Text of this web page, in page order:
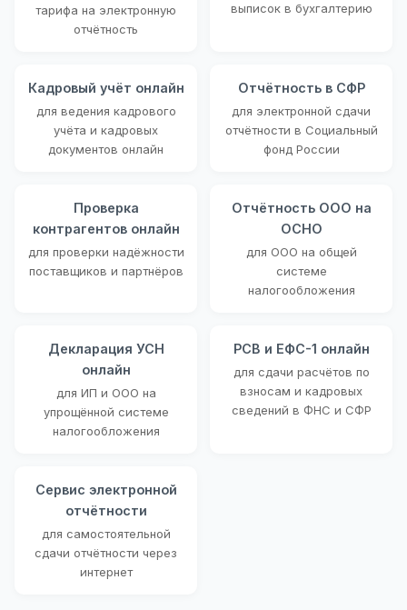
тарифа на электронную
отчётность
выписок в бухгалтерию
Кадровый учёт онлайн
для ведения кадрового
учёта и кадровых
документов онлайн
Отчётность в СФР
для электронной сдачи
отчётности в Социальный
фонд России
Проверка
контрагентов онлайн
для проверки надёжности
поставщиков и партнёров
Отчётность ООО на
ОСНО
для ООО на общей
системе
налогообложения
Декларация УСН
онлайн
для ИП и ООО на
упрощённой системе
налогообложения
РСВ и ЕФС-1 онлайн
для сдачи расчётов по
взносам и кадровых
сведений в ФНС и СФР
Сервис электронной
отчётности
для самостоятельной
сдачи отчётности через
интернет